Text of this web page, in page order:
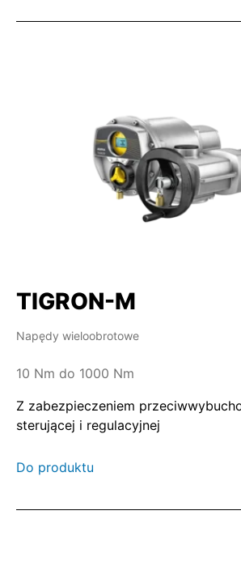
TIGRON-M
Napędy wieloobrotowe
10 Nm do 1000 Nm
Z zabezpieczeniem
sterującej i regulacyjnej
Do produktu